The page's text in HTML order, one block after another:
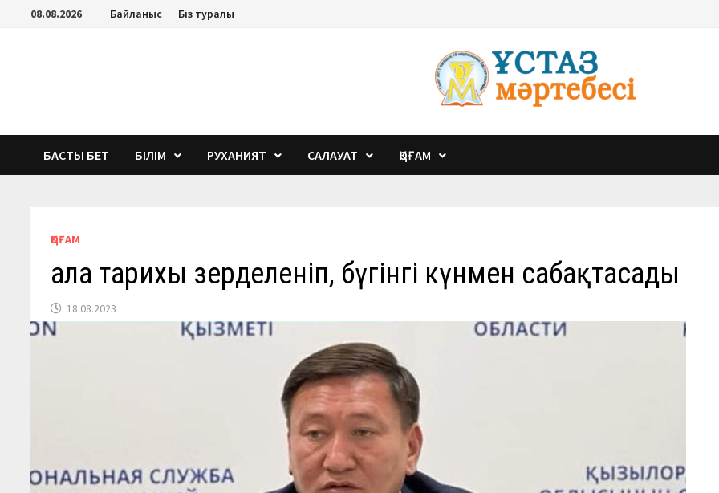
Перейти08.08.2026 Байланыс Біз туралы
БАСТЫ БЕТ БІЛІМ РУХАНИЯТ САЛАУАТ ҚОҒАМ
ҚОҒАМ
Қала тарихы зерделеніп, бүгінгі күнмен сабақтасады
18.08.2023